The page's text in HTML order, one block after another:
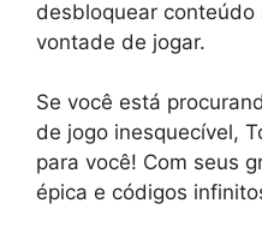
desbloquear
vontade de jogar.
Se você está
de jogo inesquecível,
para você! Com seus
épica e códigos